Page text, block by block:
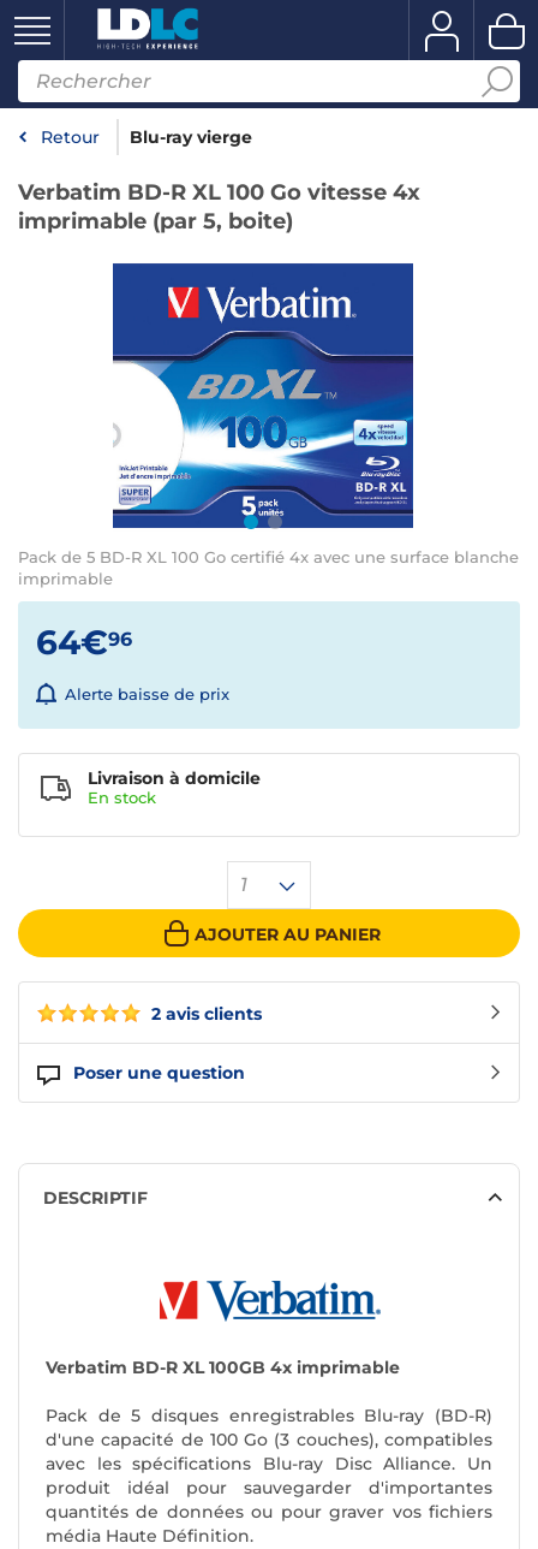
Retour Blu-ray vierge
Verbatim BD-R XL 100 Go vitesse 4x
imprimable (par 5, boite)
Pack de 5 BD-R XL 100 Go certifié 4x avec une surface blanche
imprimable
2 avis clients
Poser une question
64€96
Alerte baisse de prix
1
AJOUTER AU PANIER
Livraison à domicile
En stock
DESCRIPTIF
Verbatim BD-R XL 100GB 4x imprimable
Pack de 5 disques enregistrables Blu-ray (BD-R)
d'une capacité de 100 Go (3 couches), compatibles
avec les spécifications Blu-ray Disc Alliance. Un
produit idéal pour sauvegarder d'importantes
quantités de données ou pour graver vos fichiers
média Haute Définition.